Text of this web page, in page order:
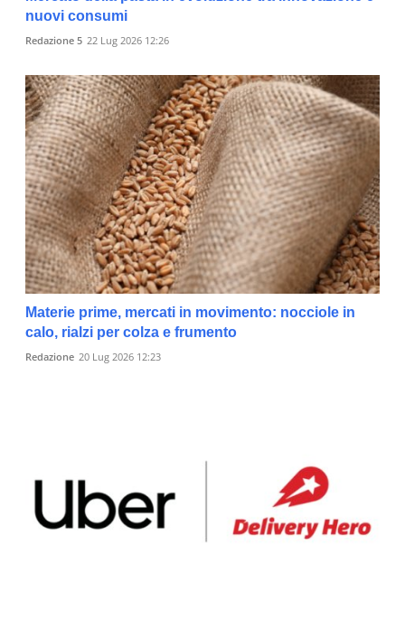
nuovi consumi
Redazione 5 22 Lug 2026 12:26
Materie prime, mercati in movimento: nocciole in
calo, rialzi per colza e frumento
Redazione 20 Lug 2026 12:23